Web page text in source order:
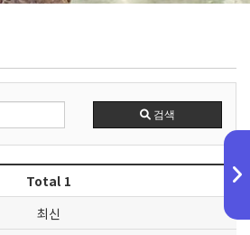
검색
Total 1
최신